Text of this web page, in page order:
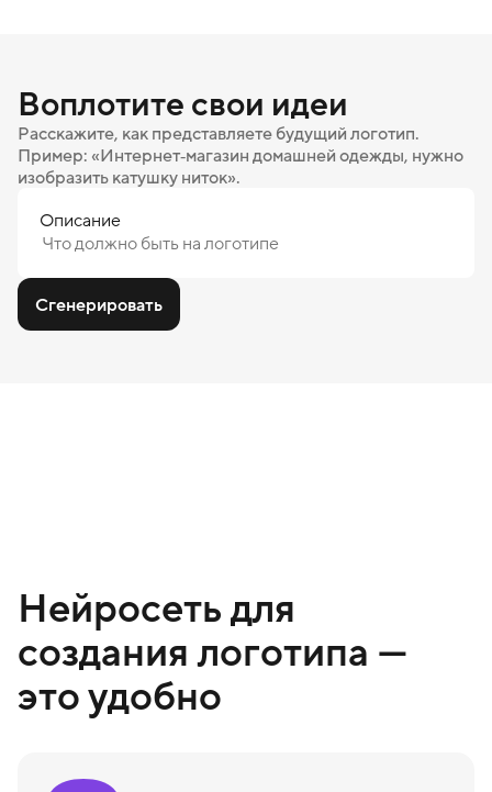
Воплотите свои идеи
Расскажите, как представляете будущий логотип.
Пример: «Интернет‑магазин домашней одежды, нужно
изобразить катушку ниток».
Описание
Сгенерировать
Нейросеть для
создания логотипа —
это удобно